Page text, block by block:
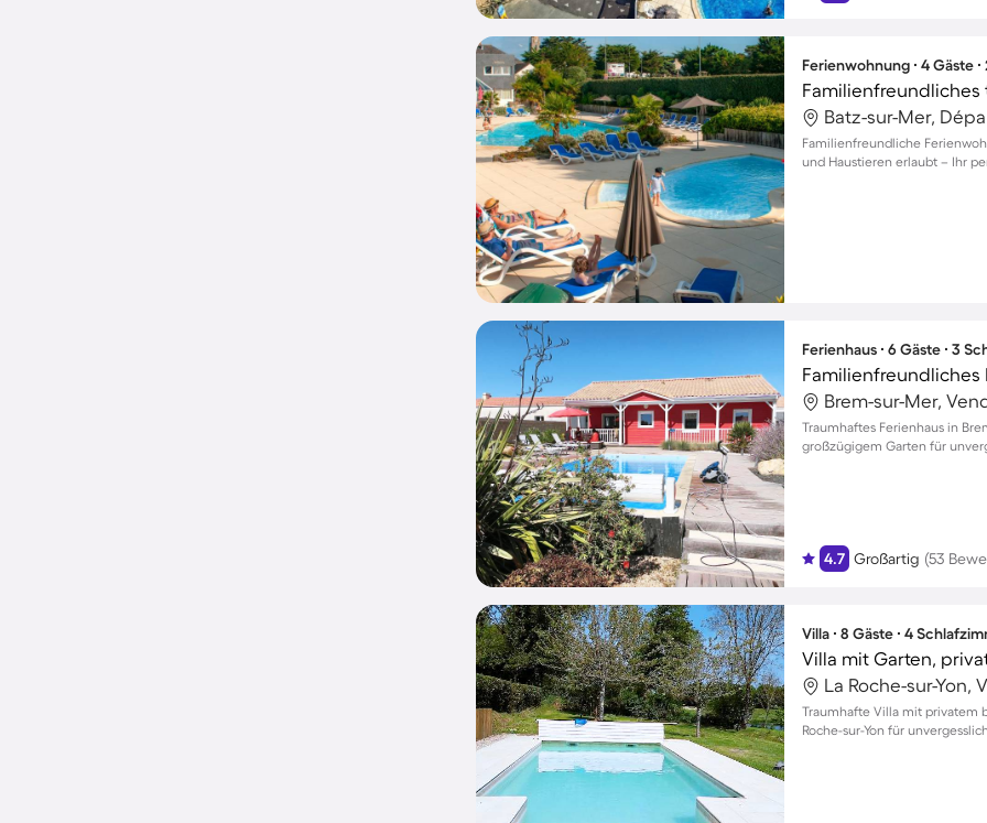
Ferienwohnung ∙ 4 Gäste
Familienfreundliche
und Haustieren erlaubt – Ihr
Ferienhaus ∙ 6 Gäste ∙ 3
Brem-sur-Mer,
Traumhaftes Ferienhaus in
großzügigem Garten für
4.7 Großartig (53
Villa ∙ 8 Gäste ∙ 4
La Roche-sur-Yon,
Traumhafte Villa mit privatem
Roche-sur-Yon für